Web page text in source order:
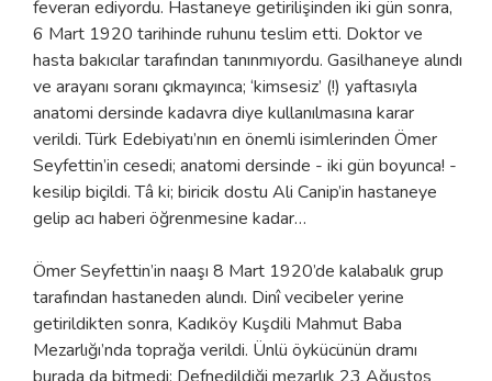
feveran ediyordu. Hastaneye getirilişinden iki gün sonra,
6 Mart 1920 tarihinde ruhunu teslim etti. Doktor ve
hasta bakıcılar tarafından tanınmıyordu. Gasilhaneye alındı
ve arayanı soranı çıkmayınca; ‘kimsesiz’ (!) yaftasıyla
anatomi dersinde kadavra diye kullanılmasına karar
verildi. Türk Edebiyatı’nın en önemli isimlerinden Ömer
Seyfettin’in cesedi; anatomi dersinde - iki gün boyunca! -
kesilip biçildi. Tâ ki; biricik dostu Ali Canip’in hastaneye
gelip acı haberi öğrenmesine kadar…
Ömer Seyfettin’in naaşı 8 Mart 1920’de kalabalık grup
tarafından hastaneden alındı. Dinî vecibeler yerine
getirildikten sonra, Kadıköy Kuşdili Mahmut Baba
Mezarlığı’nda toprağa verildi. Ünlü öykücünün dramı
burada da bitmedi: Defnedildiği mezarlık 23 Ağustos